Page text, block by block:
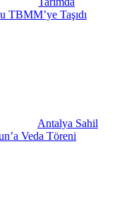
TBMM’ye Taşıdı
Antalya Sahil
Veda Töreni